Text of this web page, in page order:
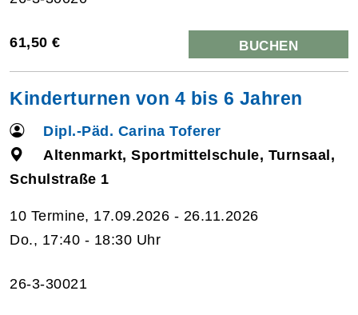
61,50 € BUCHEN
Kinderturnen von 4 bis 6 Jahren
Dipl.-Päd. Carina Toferer
Altenmarkt, Sportmittelschule, Turnsaal,
Schulstraße 1
10 Termine, 17.09.2026 - 26.11.2026
Do., 17:40 - 18:30 Uhr
26-3-30021